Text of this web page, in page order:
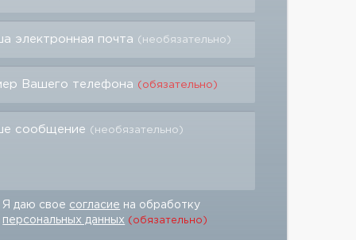
электронная почта (необязательно)
Вашего телефона (обязательно)
сообщение (необязательно)
Я даю свое согласие на обработку
персональных данных (обязательно)